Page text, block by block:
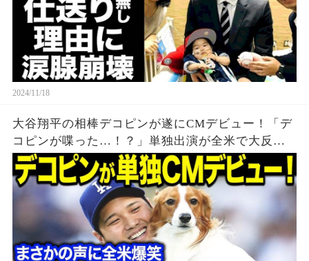
2024/11/18
大谷翔平の相棒デコピンが遂にCMデビュー！「デ
コピンが喋った…！？」単独出演が全米で大反響
【海外の反応/MLB/メジャー/野球】